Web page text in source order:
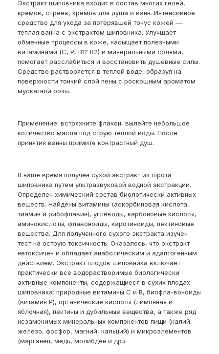
Экстракт шиповника входит в состав многих гелей,
кремов, спреев, кремов для душа и ванн. Интенсивное
средство для ухода за потерявшей тонус кожей —
теплая ванна с экстрактом шиповника. Улучшает
обменные процессы в коже, насыщает полезными
витаминами (С, Р, В1? В2) и минеральными солями,
помогает расслабиться и восстановить душевные силы.
Средство растворяется в теплой воде, образуя на
поверхности тонкий слой пены с роскошным ароматом
мускатной розы.
Применение: встряхните флакон, вылейте небольшое
количество масла под струю теплой воды. После
принятия ванны примите контрастный душ.
В наше время получен сухой экстракт из шрота
шиповника путем ультразвуковой водной экстракции.
Определен химический состав биологически активных
веществ. Найдены витамины (аскорбиновая кислота,
тиамин и рибофлавин), углеводы, карбоновые кислоты,
аминокислоты, флавоноиды, каротиноиды, пектиновые
вещества. Для полученного сухого экстракта изучен
тест на острую токсичность. Оказалось, что экстракт
нетоксичен и обладает анаболическим и адаптогенным
действием. Экстракт плодов шиповника включает
практически все водорастворимые биологически
активные компоненты, содержащиеся в сухих плодах
шиповника: природные витамины С и В, биофла-воноиды
(витамин Р), органические кислоты (лимонная и
яблочная), пектины и дубильные вещества, а также ряд
незаменимых минеральных компонентов пищи (калий,
железо, фосфор, магний, кальций) и микроэлементов
(марганец, медь, молибден и др.).